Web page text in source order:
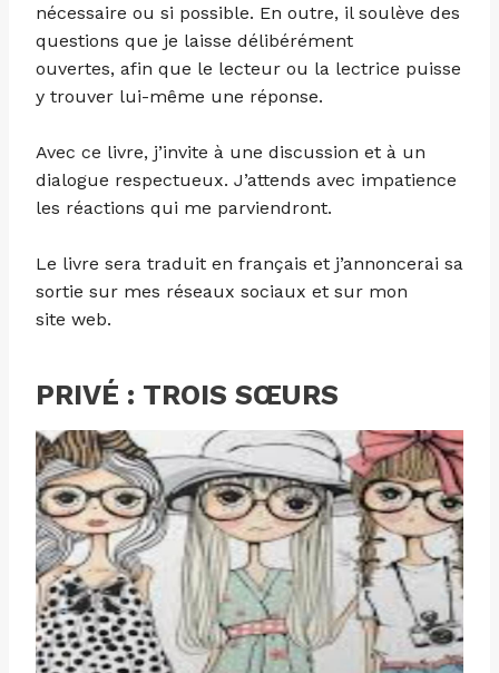
nécessaire ou si possible. En outre, il soulève des
questions que je laisse délibérément
ouvertes, afin que le lecteur ou la lectrice puisse
y trouver lui-même une réponse.
Avec ce livre, j’invite à une discussion et à un
dialogue respectueux. J’attends avec impatience
les réactions qui me parviendront.
Le livre sera traduit en français et j’annoncerai sa
sortie sur mes réseaux sociaux et sur mon
site web.
PRIVÉ : TROIS SŒURS